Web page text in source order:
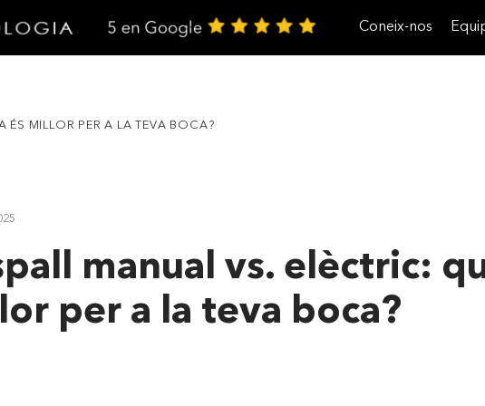
Coneix-nos
ÉS MILLOR PER A LA TEVA BOCA?
manual vs. elèctric:
per a la teva boca?